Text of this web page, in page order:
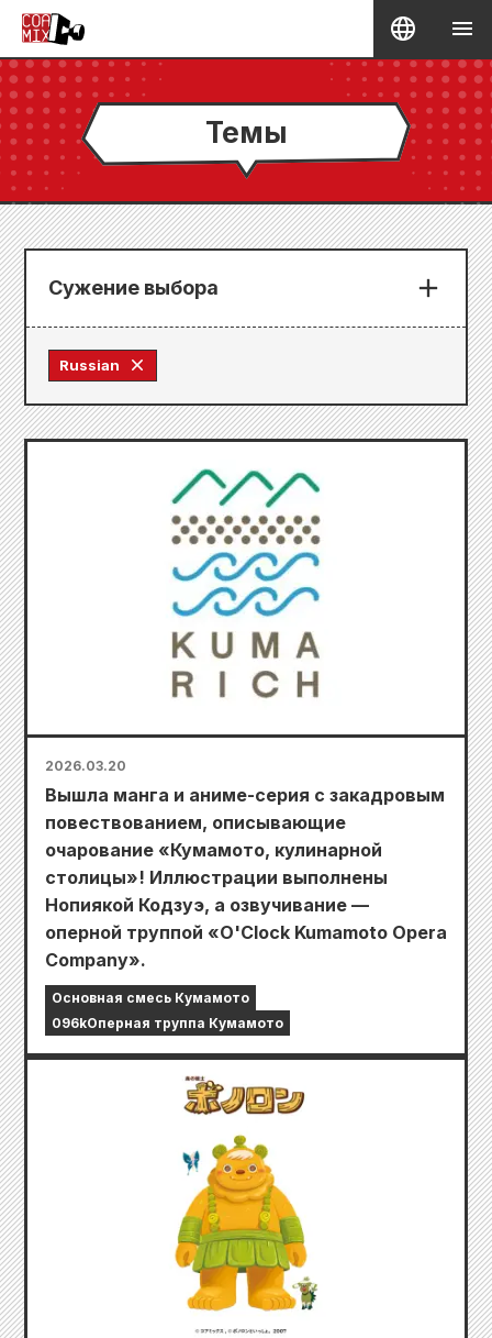
Темы
Сужение выбора
Russian
2026.03.20
Вышла манга и аниме-серия с закадровым
повествованием, описывающие
очарование «Кумамото, кулинарной
столицы»! Иллюстрации выполнены
Нопиякой Кодзуэ, а озвучивание —
оперной труппой «O'Clock Kumamoto Opera
Company».
Основная смесь Кумамото
096kОперная труппа Кумамото